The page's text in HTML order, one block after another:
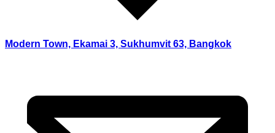
Modern Town, Ekamai 3, Sukhumvit 63, Bangkok